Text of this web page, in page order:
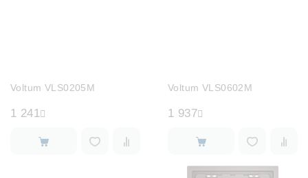
Voltum VLS0205M
1 241
Voltum VLS0602M
1 937